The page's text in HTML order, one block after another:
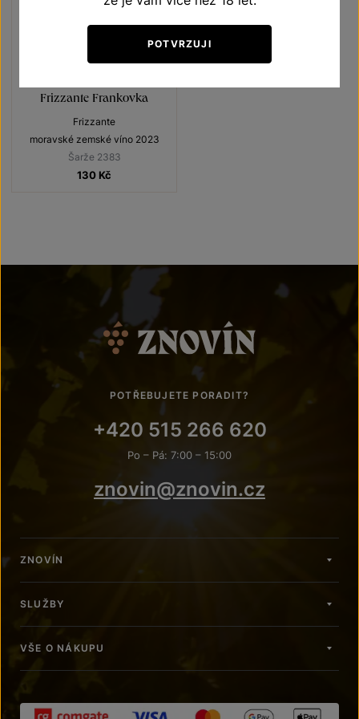
Frizzante Frankovka
Frizzante
moravské zemské víno 2023
Šarže 2383
130 Kč
POTŘEBUJETE PORADIT?
+420 515 266 620
Po – Pá: 7:00 – 15:00
znovin@znovin.cz
ZNOVÍN
SLUŽBY
VŠE O NÁKUPU
POTVRZUJI